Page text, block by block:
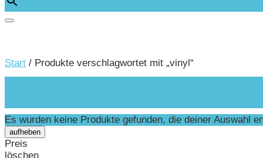
Start / Produkte verschlagwortet mit „vinyl“
Es wurden keine Produkte gefunden, die deiner Auswahl
aufheben
Preis
löschen